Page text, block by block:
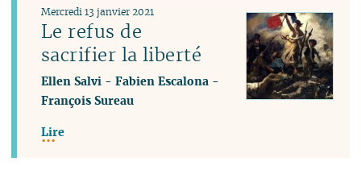
Le refus de
sacrifier la liberté
Mercredi 13 janvier 2021
Ellen Salvi -Fabien Escalona -
François Sureau
Lire